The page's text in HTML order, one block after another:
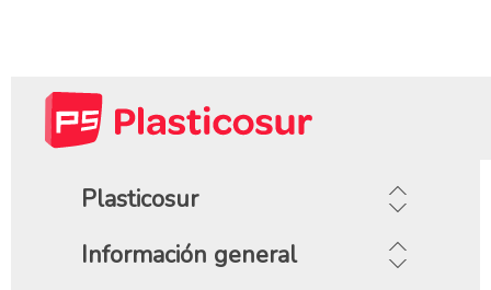
Plasticosur
Información general